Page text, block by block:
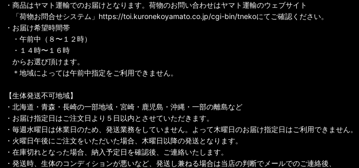
・商品はヤマト運輸でのお届けとなります。荷物のお問い合わせはヤマト運輸のウェブサイト
「荷物お問合せシステム」https://toi.kuronekoyamato.co.jp/cgi-bin/tnekoにてご確認ください。
・お届け希望時間帯
・午前中（８〜１２時）
・１４時〜１６時
からお選び頂けます。
＊地域によっては午前中指定をご利用できません。
【生体発送不可地域】
・北海道・青森・長崎の一部地域・宮崎・鹿児島・沖縄・一部の離島など
・お届け指定日はご注文日より５日以内とさせていただきます。
・毎週水曜日は休業日のため、発送業務をしていません。よって木曜日のお届け指定日はご利用できません。
・火曜日午後にご注文をいただいた場合、木曜日以降の発送となります。
・在庫切れとなった場合、納入予定日を確認後、ご連絡いたします。
・発送時、生体のコンディションが悪いなど、発送し兼ねる場合は当店の判断でメールでのご連絡後、